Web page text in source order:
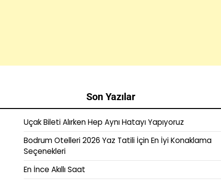
Son Yazılar
Uçak Bileti Alırken Hep Aynı Hatayı Yapıyoruz
Bodrum Otelleri 2026 Yaz Tatili İçin En İyi Konaklama
Seçenekleri
En İnce Akıllı Saat